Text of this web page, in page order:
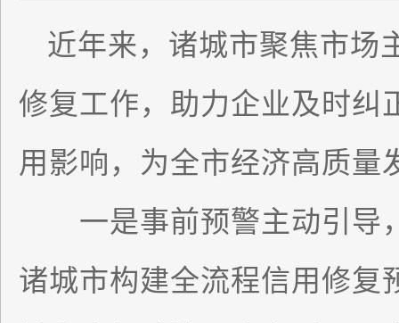
近年来，诸城市聚焦市场
修复工作，助力企业及时纠
用影响，为全市经济高质量
一是事前预警主动引导
诸城市构建全流程信用修复